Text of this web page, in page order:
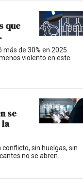
que
más de 30% en 2025
violento en este
se
la
sin huelgas, sin
no se abren.